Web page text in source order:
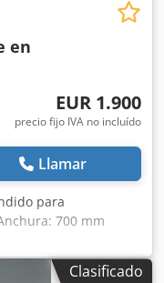
en
EUR 1.900
precio fijo IVA no incluído
Llamar
para
700 mm
940 mm Peso: 0,8
Clasificado